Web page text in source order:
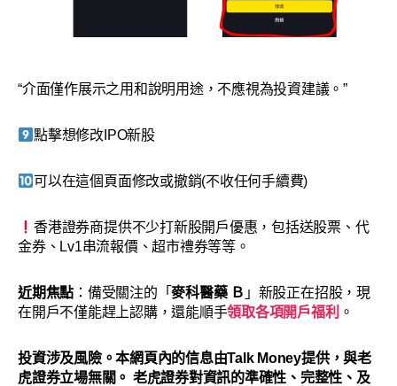
“介面僅作展示之用和說明用途，不應視為投資建議。”
點擊想修改IPO新股
可以在這個頁面修改或撤銷(不收任何手續費)
香港證券商提供不少打新股開戶優惠，包括送股票、代
金券、Lv1串流報價、超市禮券等等。
近期焦點 ：備受關注的「麥科醫藥 Ｂ 」新股正在招股，現
在開戶不僅能趕上認購，還能順手領取各項開戶福利 。
投資涉及風險。本網頁內的信息由Talk Money提供，與老
虎證券立場無關。 老虎證券對資訊的準確性、完整性、及